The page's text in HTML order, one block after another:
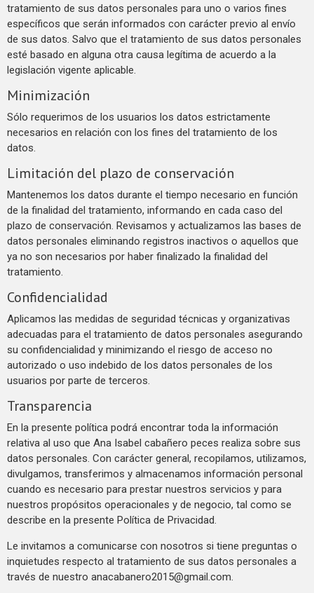
tratamiento de sus datos personales para uno o varios fines
específicos que serán informados con carácter previo al envío
de sus datos. Salvo que el tratamiento de sus datos personales
esté basado en alguna otra causa legítima de acuerdo a la
legislación vigente aplicable.
Minimización
Sólo requerimos de los usuarios los datos estrictamente
necesarios en relación con los fines del tratamiento de los
datos.
Limitación del plazo de conservación
Mantenemos los datos durante el tiempo necesario en función
de la finalidad del tratamiento, informando en cada caso del
plazo de conservación. Revisamos y actualizamos las bases de
datos personales eliminando registros inactivos o aquellos que
ya no son necesarios por haber finalizado la finalidad del
tratamiento.
Confidencialidad
Aplicamos las medidas de seguridad técnicas y organizativas
adecuadas para el tratamiento de datos personales asegurando
su confidencialidad y minimizando el riesgo de acceso no
autorizado o uso indebido de los datos personales de los
usuarios por parte de terceros.
Transparencia
En la presente política podrá encontrar toda la información
relativa al uso que Ana Isabel cabañero peces realiza sobre sus
datos personales. Con carácter general, recopilamos, utilizamos,
divulgamos, transferimos y almacenamos información personal
cuando es necesario para prestar nuestros servicios y para
nuestros propósitos operacionales y de negocio, tal como se
describe en la presente Política de Privacidad.
Le invitamos a comunicarse con nosotros si tiene preguntas o
inquietudes respecto al tratamiento de sus datos personales a
través de nuestro anacabanero2015@gmail.com.